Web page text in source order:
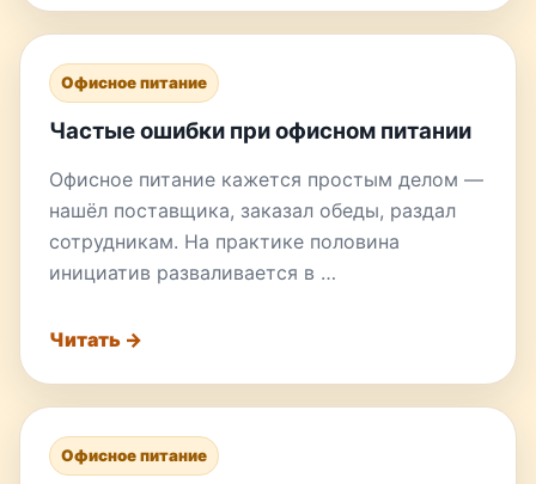
Офисное питание
Частые ошибки при офисном питании
Офисное питание кажется простым делом —
нашёл поставщика, заказал обеды, раздал
сотрудникам. На практике половина
инициатив разваливается в …
Читать →
Офисное питание